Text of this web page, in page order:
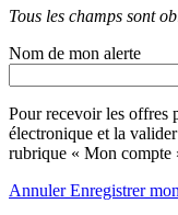
Tous les champs sont
Nom de mon alerte
Pour recevoir les offres
électronique et la
rubrique « Mon compte
AnnulerEnregistrer